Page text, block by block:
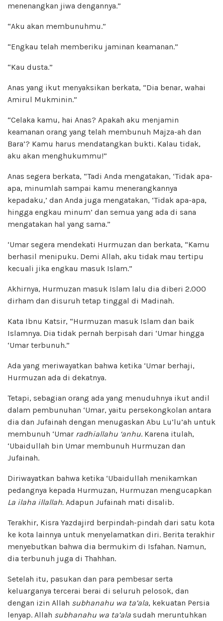
menenangkan jiwa dengannya.”
“Aku akan membunuhmu.”
“Engkau telah memberiku jaminan keamanan.”
“Kau dusta.”
Anas yang ikut menyaksikan berkata, “Dia benar, wahai
Amirul Mukminin.”
“Celaka kamu, hai Anas? Apakah aku menjamin
keamanan orang yang telah membunuh Majza-ah dan
Bara’? Kamu harus mendatangkan bukti. Kalau tidak,
aku akan menghukummu!”
Anas segera berkata, “Tadi Anda mengatakan, ‘Tidak apa-
apa, minumlah sampai kamu menerangkannya
kepadaku,’ dan Anda juga mengatakan, ‘Tidak apa-apa,
hingga engkau minum’ dan semua yang ada di sana
mengatakan hal yang sama.”
‘Umar segera mendekati Hurmuzan dan berkata, “Kamu
berhasil menipuku. Demi Allah, aku tidak mau tertipu
kecuali jika engkau masuk Islam.”
Akhirnya, Hurmuzan masuk Islam lalu dia diberi 2.000
dirham dan disuruh tetap tinggal di Madinah.
Kata Ibnu Katsir, “Hurmuzan masuk Islam dan baik
Islamnya. Dia tidak pernah berpisah dari ‘Umar hingga
‘Umar terbunuh.”
Ada yang meriwayatkan bahwa ketika ‘Umar berhaji,
Hurmuzan ada di dekatnya.
Tetapi, sebagian orang ada yang menuduhnya ikut andil
dalam pembunuhan ‘Umar, yaitu persekongkolan antara
dia dan Jufainah dengan menugaskan Abu Lu’lu’ah untuk
membunuh ‘Umar radhiallahu ‘anhu. Karena itulah,
‘Ubaidullah bin Umar membunuh Hurmuzan dan
Jufainah.
Diriwayatkan bahwa ketika ‘Ubaidullah menikamkan
pedangnya kepada Hurmuzan, Hurmuzan mengucapkan
La ilaha illallah. Adapun Jufainah mati disalib.
Terakhir, Kisra Yazdajird berpindah-pindah dari satu kota
ke kota lainnya untuk menyelamatkan diri. Berita terakhir
menyebutkan bahwa dia bermukim di Isfahan. Namun,
dia terbunuh juga di Thahhan.
Setelah itu, pasukan dan para pembesar serta
keluarganya tercerai berai di seluruh pelosok, dan
dengan izin Allah subhanahu wa ta’ala, kekuatan Persia
lenyap. Allah subhanahu wa ta’ala sudah meruntuhkan